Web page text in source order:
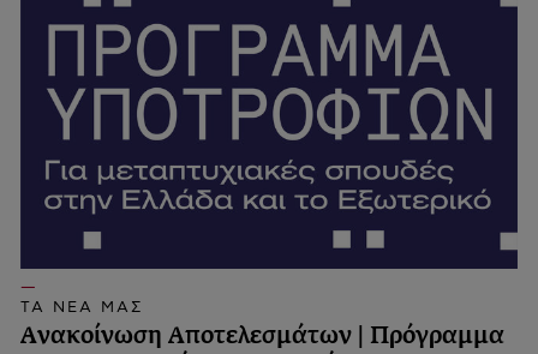
ΤΑ ΝΕΑ ΜΑΣ
Ανακοίνωση Αποτελεσμάτων | Πρόγραμμα